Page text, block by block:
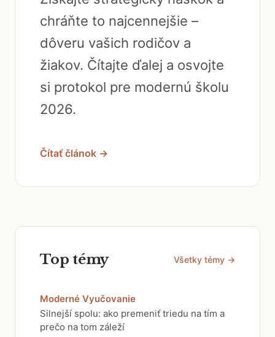
chráňte to najcennejšie –
dôveru vašich rodičov a
žiakov. Čítajte ďalej a osvojte
si protokol pre modernú školu
2026.
Čítať článok →
Top témy Všetky témy →
Moderné Vyučovanie
Silnejší spolu: ako premeniť triedu na tím a
prečo na tom záleží